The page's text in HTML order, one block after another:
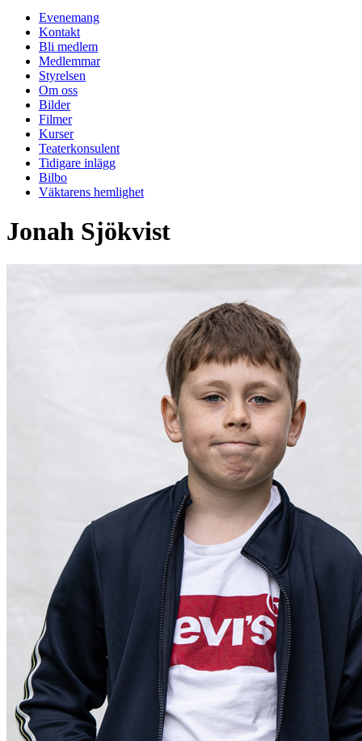
Evenemang
Kontakt
Bli medlem
Medlemmar
Styrelsen
Om oss
Bilder
Filmer
Kurser
Teaterkonsulent
Tidigare inlägg
Bilbo
Väktarens hemlighet
Jonah Sjökvist